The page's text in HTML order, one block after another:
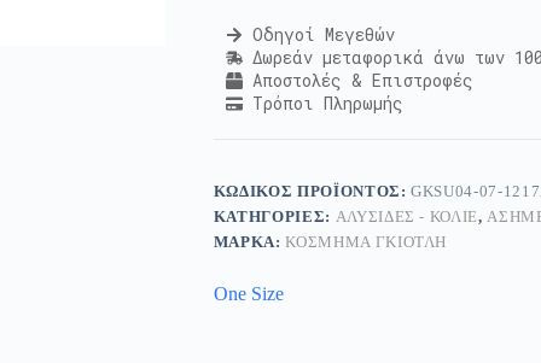
Οδηγοί Μεγεθών
Δωρεάν μεταφορικά άνω των
Αποστολές & Επιστροφές
Τρόποι Πληρωμής
ΚΩΔΙΚΌΣ ΠΡΟΪΌΝΤΟΣ:GKSU04-07-
ΚΑΤΗΓΟΡΊΕΣ: ΑΛΥΣΊΔΕΣ - ΚΟΛΙΈ,
ΜΆΡΚΑ:ΚΟΣΜΗΜΑ ΓΚΙΟΤΛΗ
One Size